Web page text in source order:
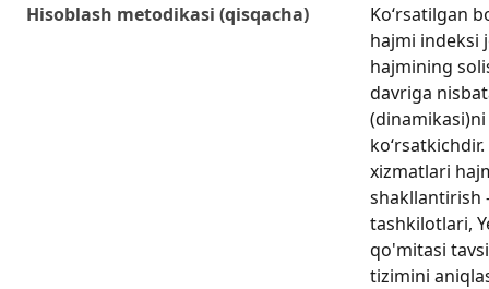
Hisoblash metodikasi (qisqacha)
Ko‘rsatilgan
hajmi indeksi
hajmining
davriga
xizmatlari
shakllantirish
tashkilotlari,
qo'mitasi
tizimini